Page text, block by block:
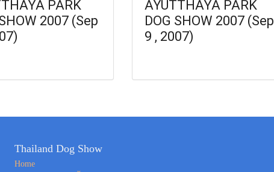
PARK
2007 (Sep
AYUTTHAYA PARK
DOG SHOW 2007 (Sep
9 , 2007)
Thailand Dog Show
Home